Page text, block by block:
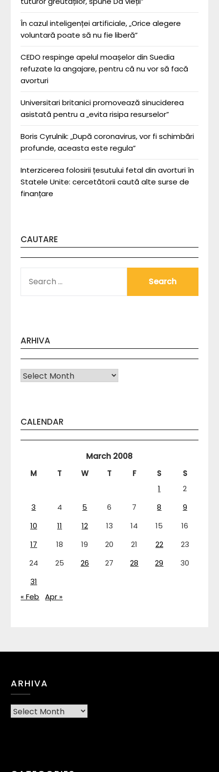
În cazul inteligenței artificiale, „Orice alegere
voluntară poate să nu fie liberă”
CEDO respinge apelul moașelor din Suedia
refuzate la angajare, pentru că nu vor să facă
avorturi
Universitari britanici promovează sinuciderea
asistată pentru a „evita risipa resurselor”
Boris Cyrulnik: „După coronavirus, vor fi schimbări
profunde, aceasta este regula”
Interzicerea folosirii țesutului fetal din avorturi în
Statele Unite: cercetătorii caută alte surse de
finanțare
CAUTARE
FOR:
ARHIVA
Arhiva
CALENDAR
March 2008
M T W T F S
S
1
2
3
4 5 6 7 8
9
10
11 12 13 14 15
16
17
18 19 20 21 22
23
24
25 26 27 28 29
30
31
« Feb
Apr »
ARHIVA
Arhiva